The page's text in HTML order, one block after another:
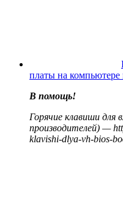
платы на компьютере
В помощь!
Горячие клавиши для
производителей) —
klavishi-dlya-vh-bios-